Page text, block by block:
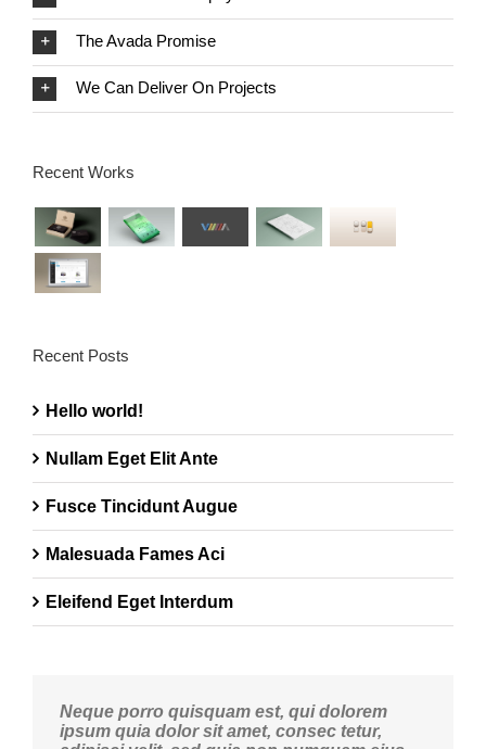
The Avada Promise
We Can Deliver On Projects
Recent Works
Recent Posts
Hello world!
Nullam Eget Elit Ante
Fusce Tincidunt Augue
Malesuada Fames Aci
Eleifend Eget Interdum
Neque porro quisquam est, qui dolorem
ipsum quia dolor sit amet, consec tetur,